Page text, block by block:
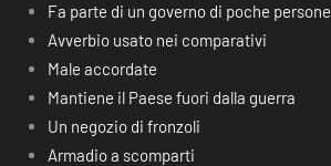
Fa parte di un governo di poche persone
Avverbio usato nei comparativi
Male accordate
Mantiene il Paese fuori dalla guerra
Un negozio di fronzoli
Armadio a scomparti